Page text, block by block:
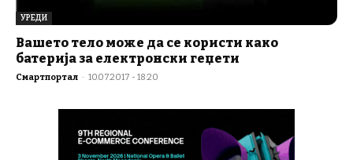
УРЕДИ
Вашето тело може да се користи како
батерија за електронски геџети
Смартпортал - 10.07.2017 - 18:20